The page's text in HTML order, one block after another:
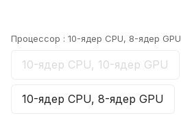
Процессор : 10-ядер CPU, 8-ядер GPU
10-ядер CPU, 10-ядер GPU
10-ядер CPU, 8-ядер GPU